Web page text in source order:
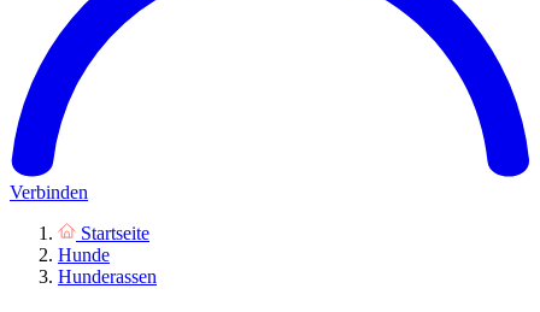
Verbinden
Startseite
Hunde
Hunderassen